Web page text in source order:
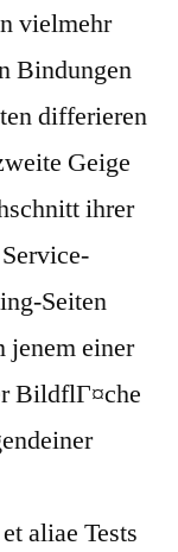
vielmehr
Bindungen
differieren
Geige
ihrer
Seiten
jenem einer
BildflГ¤che
aliae Tests